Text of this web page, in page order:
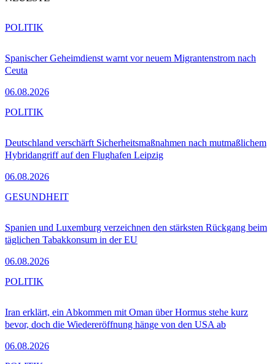
Spanischer Geheimdienst warnt vor neuem Migrantenstrom nach
Ceuta
06.08.2026
POLITIK
Deutschland verschärft Sicherheitsmaßnahmen nach mutmaßlichem
Hybridangriff auf den Flughafen Leipzig
06.08.2026
POLITIK
Spanien und Luxemburg verzeichnen den stärksten Rückgang beim
täglichen Tabakkonsum in der EU
06.08.2026
GESUNDHEIT
Iran erklärt, ein Abkommen mit Oman über Hormus stehe kurz
bevor, doch die Wiedereröffnung hänge von den USA ab
06.08.2026
POLITIK